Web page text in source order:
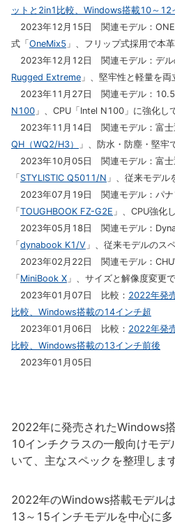
ットと2in1比較、Windows搭載10～12
2023年12月15日 関連モデル：
式「 OneMix5 」、フリップ式採用で本
2023年12月12日 関連モデル：デル
Rugged Extreme 」、堅牢性と軽量を両
2023年11月27日 関連モデル：
N100 」、CPU「Intel N100」に強化し
2023年11月14日 関連モデル：富士
QH（WQ2/H3）
」、防水・防塵・堅牢
2023年10月05日 関連モデル：富士
「 STYLISTIC Q5011/N 」、従来モデル
2023年07月19日 関連モデル：パナ
「 TOUGHBOOK FZ-G2E 」、CPU強化
2023年05月18日 関連モデル：
「 dynabook K1/V 」、従来モデルのス
2023年02月22日 関連モデル：
「 MiniBook X 」、サイズと解像度変更
2023年01月07日 比較： 2022年発
比較、Windows搭載の14インチ超
2023年01月06日 比較： 2022年発
比較、Windows搭載の13インチ前後
2023年01月05日
2022年に発売されたWindows
10インチクラスの一般向けモデ
いて、主なスペックを整理します
2022年のWindows搭載モデル
13～15インチモデルを中心に